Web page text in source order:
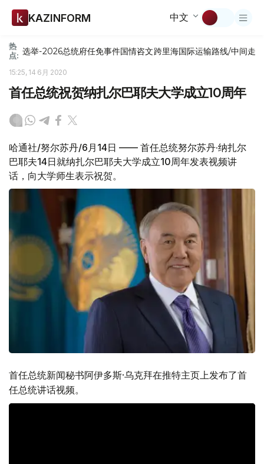
KAZINFORM 中文
热
点: 选举-2026总统府任免事件国情咨文跨里海国际运输路线/中间走廊
15:25, 14 6月 2020
首任总统祝贺纳扎尔巴耶夫大学成立10周年
哈通社/努尔苏丹/6月14日 —— 首任总统努尔苏丹·纳扎尔
巴耶夫14日就纳扎尔巴耶夫大学成立10周年发表视频讲
话，向大学师生表示祝贺。
首任总统新闻秘书阿伊多斯·乌克拜在推特主页上发布了首
任总统讲话视频。